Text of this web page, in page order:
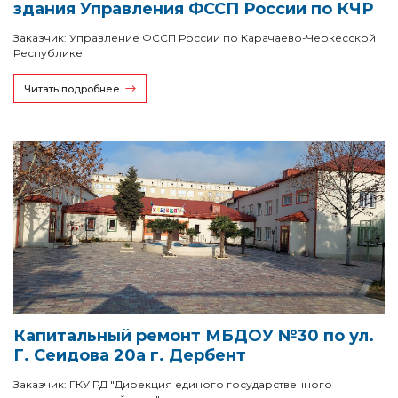
здания Управления ФССП России по КЧР
Заказчик: Управление ФССП России по Карачаево-Черкесской
Республике
Читать подробнее
Капитальный ремонт МБДОУ №30 по ул.
Г. Сеидова 20а г. Дербент
Заказчик: ГКУ РД "Дирекция единого государственного